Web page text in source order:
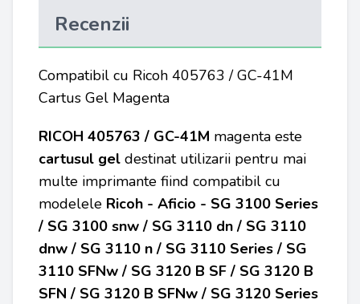
Recenzii
Compatibil cu Ricoh 405763 / GC-41M
Cartus Gel Magenta
RICOH 405763 / GC-41M magenta este
cartusul gel destinat utilizarii pentru mai
multe imprimante fiind compatibil cu
modelele Ricoh - Aficio - SG 3100 Series
/ SG 3100 snw / SG 3110 dn / SG 3110
dnw / SG 3110 n / SG 3110 Series / SG
3110 SFNw / SG 3120 B SF / SG 3120 B
SFN / SG 3120 B SFNw / SG 3120 Series